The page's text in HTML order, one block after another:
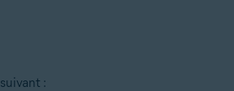
: